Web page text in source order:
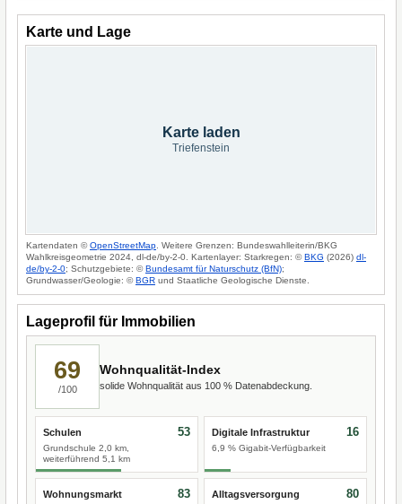
Karte und Lage
Karte laden
Triefenstein
Kartendaten ©OpenStreetMap . Weitere Grenzen: Bundeswahlleiterin/BKG
Wahlkreisgeometrie 2024, dl-de/by-2-0. Kartenlayer: Starkregen: ©BKG (2026) dl-
de/by-2-0; Schutzgebiete: ©Bundesamt für Naturschutz (BfN);
Grundwasser/Geologie: ©BGR und Staatliche Geologische Dienste.
Lageprofil für Immobilien
69
/100
Wohnqualität-Index
solide Wohnqualität aus 100 % Datenabdeckung.
Schulen
Grundschule 2,0 km,
weiterführend 5,1 km
53 Digitale Infrastruktur
6,9 % Gigabit-Verfügbarkeit
16
Wohnungsmarkt 83 Alltagsversorgung 80